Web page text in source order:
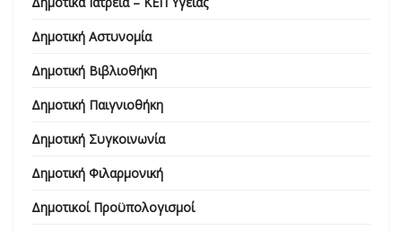
Δημοτική Αστυνομία
Δημοτική Βιβλιοθήκη
Δημοτική Παιγνιοθήκη
Δημοτική Συγκοινωνία
Δημοτική Φιλαρμονική
Δημοτικοί Προϋπολογισμοί